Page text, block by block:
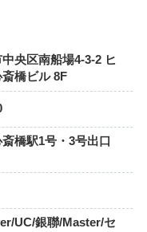
央区南船場4-3-2 ヒ
橋ビル 8F
橋駅1号・3号出口
UC/銀聯/Master/セ